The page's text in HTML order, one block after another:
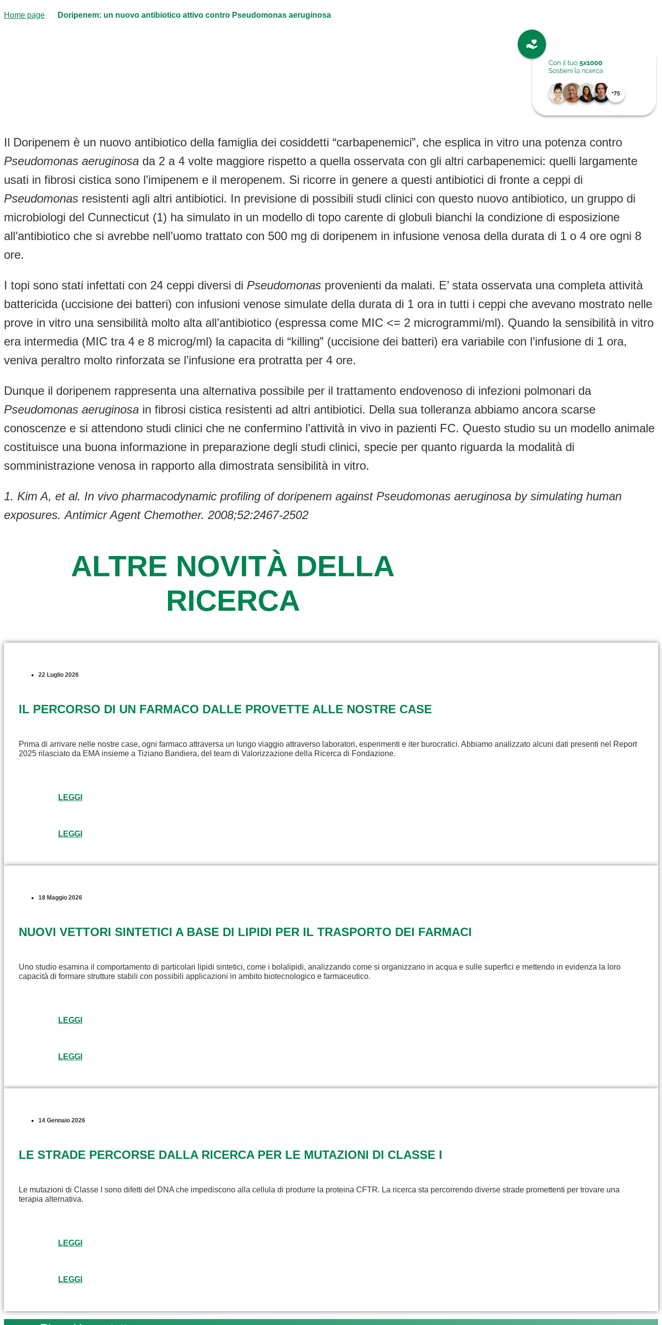
Home page Doripenem: un nuovo antibiotico attivo contro Pseudomonas aeruginosa
Il Doripenem è un nuovo antibiotico della famiglia dei cosiddetti “carbapenemici”, che esplica in vitro una potenza contro
Pseudomonas aeruginosa da 2 a 4 volte maggiore rispetto a quella osservata con gli altri carbapenemici: quelli largamente
usati in fibrosi cistica sono l’imipenem e il meropenem. Si ricorre in genere a questi antibiotici di fronte a ceppi di
Pseudomonas resistenti agli altri antibiotici. In previsione di possibili studi clinici con questo nuovo antibiotico, un gruppo di
microbiologi del Cunnecticut (1) ha simulato in un modello di topo carente di globuli bianchi la condizione di esposizione
all’antibiotico che si avrebbe nell’uomo trattato con 500 mg di doripenem in infusione venosa della durata di 1 o 4 ore ogni 8
ore.
I topi sono stati infettati con 24 ceppi diversi di Pseudomonas provenienti da malati. E’ stata osservata una completa attività
battericida (uccisione dei batteri) con infusioni venose simulate della durata di 1 ora in tutti i ceppi che avevano mostrato nelle
prove in vitro una sensibilità molto alta all’antibiotico (espressa come MIC <= 2 microgrammi/ml). Quando la sensibilità in vitro
era intermedia (MIC tra 4 e 8 microg/ml) la capacita di “killing” (uccisione dei batteri) era variabile con l’infusione di 1 ora,
veniva peraltro molto rinforzata se l’infusione era protratta per 4 ore.
Dunque il doripenem rappresenta una alternativa possibile per il trattamento endovenoso di infezioni polmonari da
Pseudomonas aeruginosa in fibrosi cistica resistenti ad altri antibiotici. Della sua tolleranza abbiamo ancora scarse
conoscenze e si attendono studi clinici che ne confermino l’attività in vivo in pazienti FC. Questo studio su un modello animale
costituisce una buona informazione in preparazione degli studi clinici, specie per quanto riguarda la modalità di
somministrazione venosa in rapporto alla dimostrata sensibilità in vitro.
1. Kim A, et al. In vivo pharmacodynamic profiling of doripenem against Pseudomonas aeruginosa by simulating human
exposures. Antimicr Agent Chemother. 2008;52:2467-2502
ALTRE NOVITÀ DELLA
RICERCA
22 Luglio 2026
IL PERCORSO DI UN FARMACO DALLE PROVETTE ALLE NOSTRE CASE
Prima di arrivare nelle nostre case, ogni farmaco attraversa un lungo viaggio attraverso laboratori, esperimenti e iter burocratici. Abbiamo analizzato alcuni dati presenti nel Report
2025 rilasciato da EMA insieme a Tiziano Bandiera, del team di Valorizzazione della Ricerca di Fondazione.
LEGGI
LEGGI
18 Maggio 2026
NUOVI VETTORI SINTETICI A BASE DI LIPIDI PER IL TRASPORTO DEI FARMACI
Uno studio esamina il comportamento di particolari lipidi sintetici, come i bolalipidi, analizzando come si organizzano in acqua e sulle superfici e mettendo in evidenza la loro
capacità di formare strutture stabili con possibili applicazioni in ambito biotecnologico e farmaceutico.
LEGGI
LEGGI
14 Gennaio 2026
LE STRADE PERCORSE DALLA RICERCA PER LE MUTAZIONI DI CLASSE I
Le mutazioni di Classe I sono difetti del DNA che impediscono alla cellula di produrre la proteina CFTR. La ricerca sta percorrendo diverse strade promettenti per trovare una
terapia alternativa.
LEGGI
LEGGI